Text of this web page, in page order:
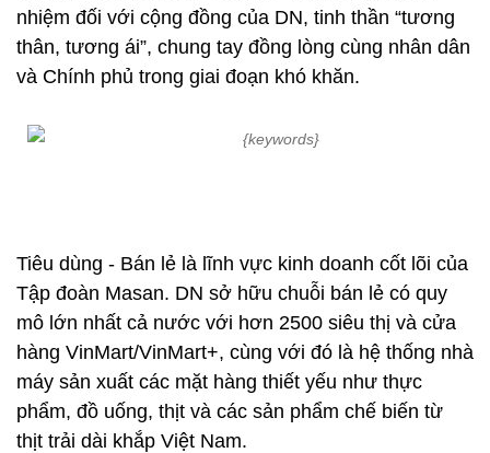
nhiệm đối với cộng đồng của DN, tinh thần “tương
thân, tương ái”, chung tay đồng lòng cùng nhân dân
và Chính phủ trong giai đoạn khó khăn.
Tiêu dùng - Bán lẻ là lĩnh vực kinh doanh cốt lõi của
Tập đoàn Masan. DN sở hữu chuỗi bán lẻ có quy
mô lớn nhất cả nước với hơn 2500 siêu thị và cửa
hàng VinMart/VinMart+, cùng với đó là hệ thống nhà
máy sản xuất các mặt hàng thiết yếu như thực
phẩm, đồ uống, thịt và các sản phẩm chế biến từ
thịt trải dài khắp Việt Nam.